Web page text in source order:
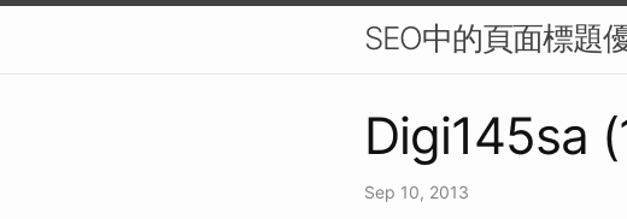
SEO中的頁面標題
Digi145sa
Sep 10, 2013